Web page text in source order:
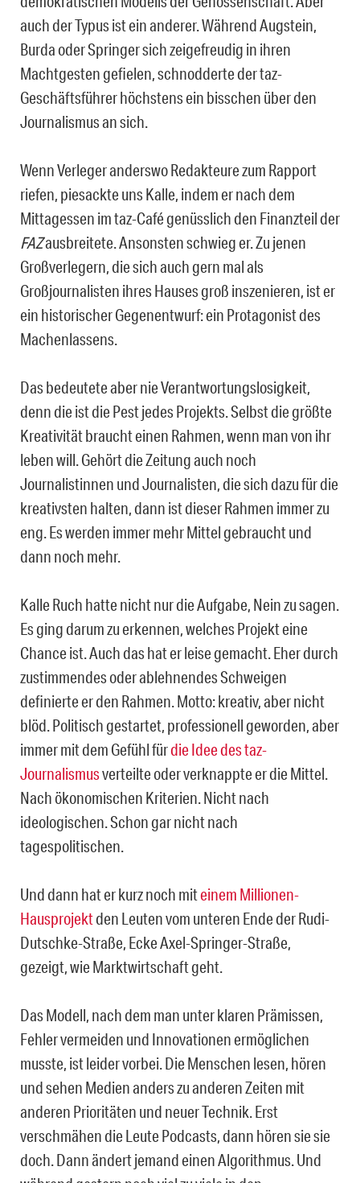
auch der Typus ist ein anderer. Während Augstein,
Burda oder Springer sich zeigefreudig in ihren
Machtgesten gefielen, schnodderte der taz-
Geschäftsführer höchstens ein bisschen über den
Journalismus an sich.
Wenn Verleger anderswo Redakteure zum Rapport
riefen, piesackte uns Kalle, indem er nach dem
Mittagessen im taz-Café genüsslich den Finanzteil der
FAZausbreitete. Ansonsten schwieg er. Zu jenen
Großverlegern, die sich auch gern mal als
Großjournalisten ihres Hauses groß inszenieren, ist er
ein historischer Gegenentwurf: ein Protagonist des
Machenlassens.
Das bedeutete aber nie Verantwortungslosigkeit,
denn die ist die Pest jedes Projekts. Selbst die größte
Kreativität braucht einen Rahmen, wenn man von ihr
leben will. Gehört die Zeitung auch noch
Journalistinnen und Journalisten, die sich dazu für die
kreativsten halten, dann ist dieser Rahmen immer zu
eng. Es werden immer mehr Mittel gebraucht und
dann noch mehr.
Kalle Ruch hatte nicht nur die Aufgabe, Nein zu sagen.
Es ging darum zu erkennen, welches Projekt eine
Chance ist. Auch das hat er leise gemacht. Eher durch
zustimmendes oder ablehnendes Schweigen
definierte er den Rahmen. Motto: kreativ, aber nicht
blöd. Politisch gestartet, professionell geworden, aber
immer mit dem Gefühl fürdie Idee des taz-
Journalismusverteilte oder verknappte er die Mittel.
Nach ökonomischen Kriterien. Nicht nach
ideologischen. Schon gar nicht nach
tagespolitischen.
Und dann hat er kurz noch miteinem Millionen-
Hausprojektden Leuten vom unteren Ende der Rudi-
Dutschke-Straße, Ecke Axel-Springer-Straße,
gezeigt, wie Marktwirtschaft geht.
Das Modell, nach dem man unter klaren Prämissen,
Fehler vermeiden und Innovationen ermöglichen
musste, ist leider vorbei. Die Menschen lesen, hören
und sehen Medien anders zu anderen Zeiten mit
anderen Prioritäten und neuer Technik. Erst
verschmähen die Leute Podcasts, dann hören sie sie
doch. Dann ändert jemand einen Algorithmus. Und